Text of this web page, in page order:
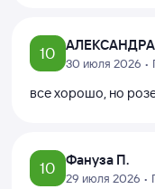
10 АЛЕКСАНДРА
30 июля 2026 •
все хорошо, но
10 Фануза П.
29 июля 2026 •